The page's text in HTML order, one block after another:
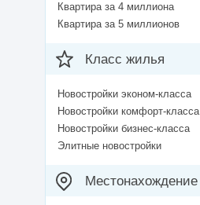
Квартира за 4 миллиона
Квартира за 5 миллионов
Класс жилья
Новостройки эконом-класса
Новостройки комфорт-класса
Новостройки бизнес-класса
Элитные новостройки
Местонахождение